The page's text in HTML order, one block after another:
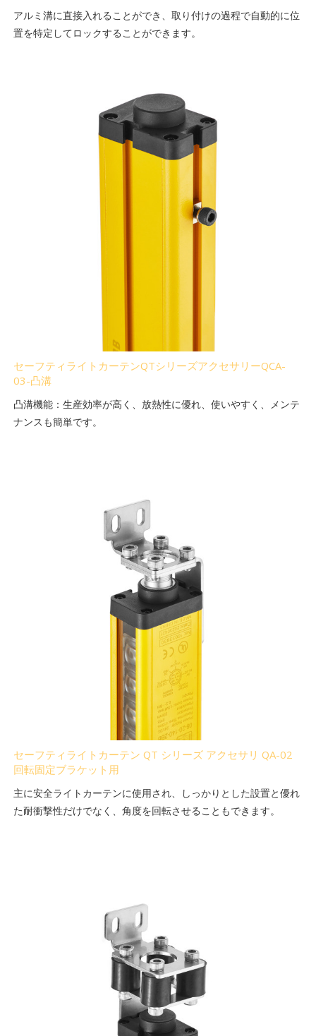
アルミ溝に直接入れることができ、取り付けの過程で自動的に位
置を特定してロックすることができます。
セーフティライトカーテンQTシリーズアクセサリーQCA-
03-凸溝
凸溝機能：生産効率が高く、放熱性に優れ、使いやすく、メンテ
ナンスも簡単です。
セーフティライトカーテン QT シリーズ アクセサリ QA-02
回転固定ブラケット用
主に安全ライトカーテンに使用され、しっかりとした設置と優れ
た耐衝撃性だけでなく、角度を回転させることもできます。